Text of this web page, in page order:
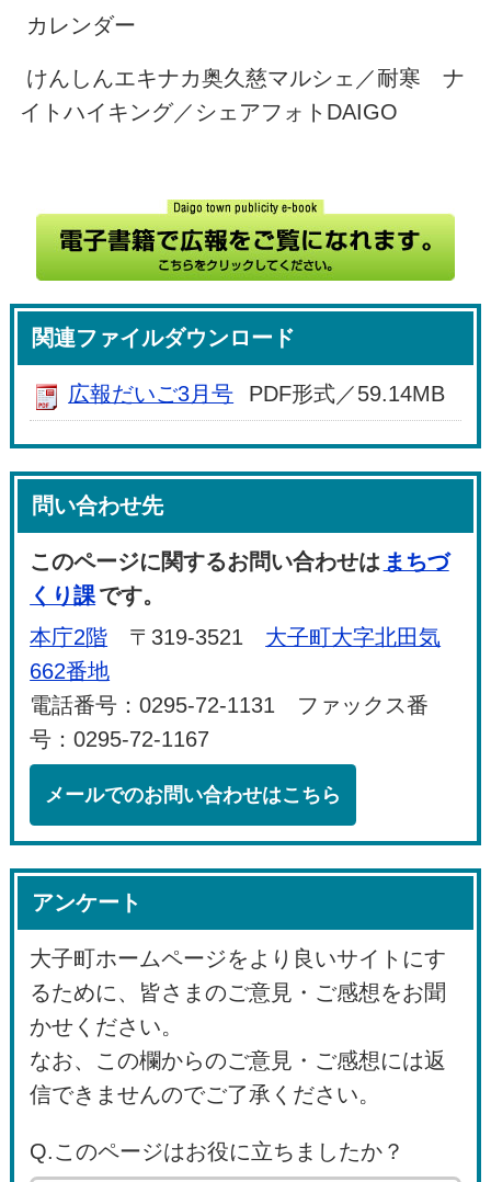
カレンダー
けんしんエキナカ奥久慈マルシェ／耐寒 ナ
イトハイキング／シェアフォトDAIGO
関連ファイルダウンロード
広報だいご3月号 PDF形式／59.14MB
問い合わせ先
このページに関するお問い合わせは まちづ
くり課です。
本庁2階 〒319-3521 大子町大字北田気
662番地
電話番号：0295-72-1131 ファックス番
号：0295-72-1167
メールでのお問い合わせはこちら
アンケート
大子町ホームページをより良いサイトにす
るために、皆さまのご意見・ご感想をお聞
かせください。
なお、この欄からのご意見・ご感想には返
信できませんのでご了承ください。
Q.このページはお役に立ちましたか？